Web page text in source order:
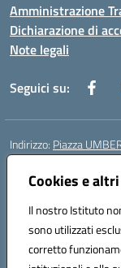
Cookies e
Il nostro Istituto
sono utilizzati
corretto
Amministrazione
Dichiarazione di
Note legali
Seguici su:
Indirizzo: Piazza
Centralino:
Posta elettronica
Codice fiscale:
Codice
Codice Indice delle
Codice unico di